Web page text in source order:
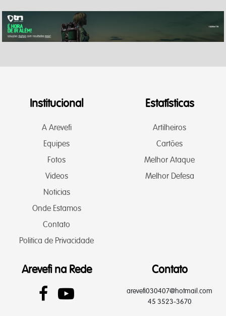
Institucional
A Arevefi
Equipes
Fotos
Videos
Noticias
Onde Estamos
Contato
Politica de Privacidade
Estatísticas
Artilheiros
Cartões
Melhor Ataque
Melhor Defesa
Arevefi na Rede Contato
arevefi030407@hotmail.com
45 3523-3670